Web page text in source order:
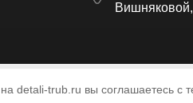
detali-trub.ru вы соглашаетесь с